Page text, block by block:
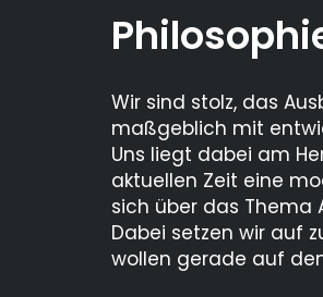
Wir sind stolz, das
maßgeblich mit
Uns liegt dabei am
aktuellen Zeit eine
sich über das Thema
Dabei setzen wir auf
wollen gerade auf